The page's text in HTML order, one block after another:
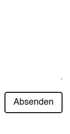
Absenden